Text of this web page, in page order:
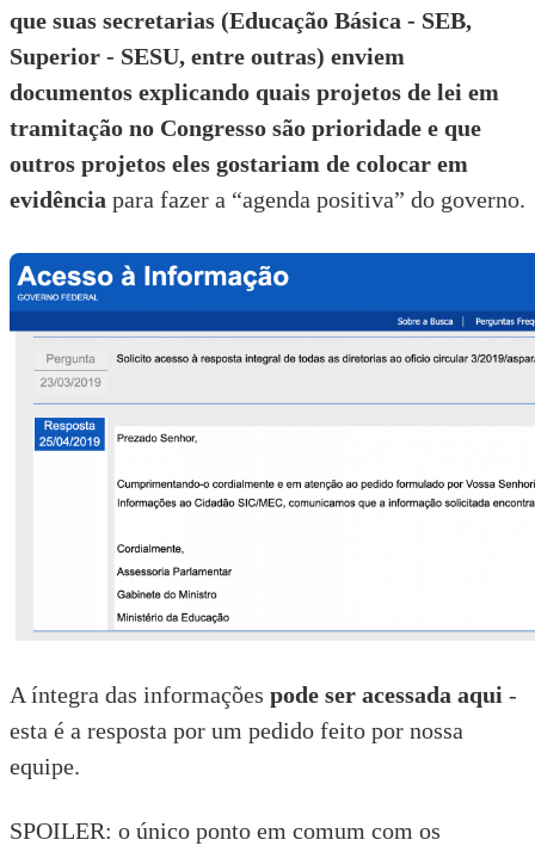
que suas secretarias (Educação Básica - SEB,
Superior - SESU, entre outras) enviem
documentos explicando quais projetos de lei em
tramitação no Congresso são prioridade e que
outros projetos eles gostariam de colocar em
evidência para fazer a “agenda positiva” do governo.
A íntegra das informações pode ser acessada aqui -
esta é a resposta por um pedido feito por nossa
equipe.
SPOILER: o único ponto em comum com os